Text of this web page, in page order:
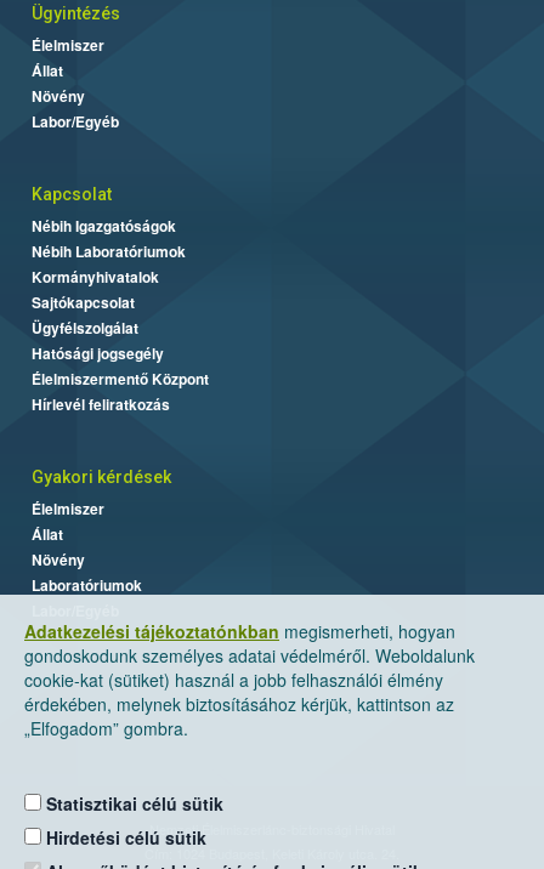
Adatkezelési tájékoztatónkban megismerheti, hogyan
gondoskodunk személyes adatai védelméről. Weboldalunk
cookie-kat (sütiket) használ a jobb felhasználói élmény
érdekében, melynek biztosításához kérjük, kattintson az
„Elfogadom” gombra.
Statisztikai célú sütik
Hirdetési célú sütik
Ügyintézés
Élelmiszer
Állat
Növény
Labor/Egyéb
Kapcsolat
Nébih Igazgatóságok
Nébih Laboratóriumok
Kormányhivatalok
Sajtókapcsolat
Ügyfélszolgálat
Hatósági jogsegély
Élelmiszermentő Központ
Hírlevél feliratkozás
Gyakori kérdések
Élelmiszer
Állat
Növény
Laboratóriumok
Nemzeti Élelmiszerlánc-biztonsági Hivatal